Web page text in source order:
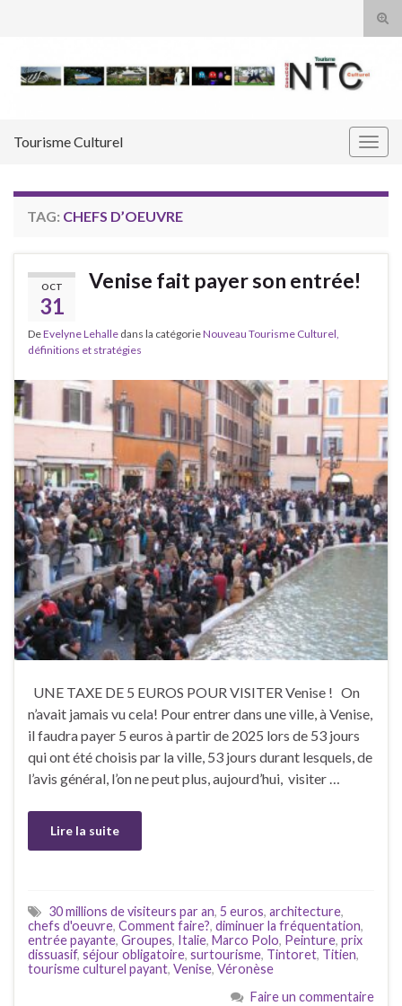
Tourisme Culturel
TAG: CHEFS D’OEUVRE
OCT
31
Venise fait payer son entrée!
DeEvelyne Lehalle dans la catégorieNouveau Tourisme Culturel,
définitions et stratégies
UNE TAXE DE 5 EUROS POUR VISITER Venise ! On
n’avait jamais vu cela! Pour entrer dans une ville, à Venise,
il faudra payer 5 euros à partir de 2025 lors de 53 jours
qui ont été choisis par la ville, 53 jours durant lesquels, de
l’avis général, l’on ne peut plus, aujourd’hui, visiter …
Lire la suite
30 millions de visiteurs par an, 5 euros, architecture,
chefs d'oeuvre, Comment faire?, diminuer la fréquentation,
entrée payante, Groupes, Italie, Marco Polo, Peinture, prix
dissuasif, séjour obligatoire, surtourisme, Tintoret, Titien,
tourisme culturel payant, Venise, Véronèse
Faire un commentaire